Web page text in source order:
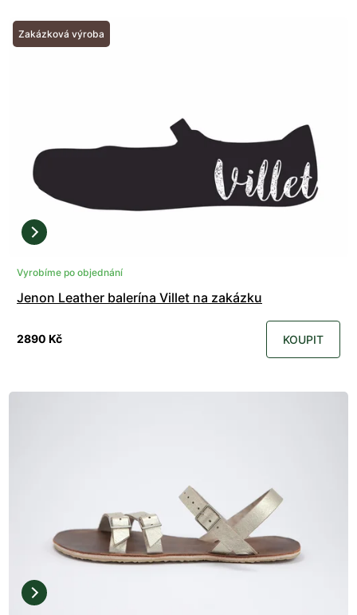
Zakázková výroba
Vyrobíme po objednání
Jenon Leather balerína Villet na zakázku
2890 Kč KOUPIT